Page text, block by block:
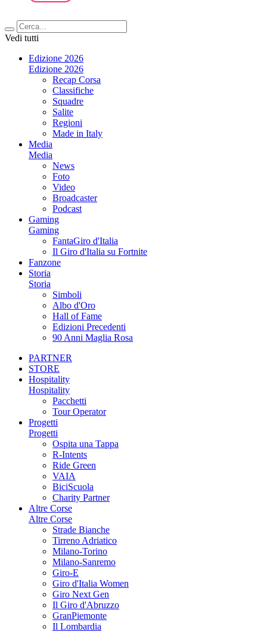
Vedi tutti
Edizione 2026
Edizione 2026
Recap Corsa
Classifiche
Squadre
Salite
Regioni
Made in Italy
Media
Media
News
Foto
Video
Broadcaster
Podcast
Gaming
Gaming
FantaGiro d'Italia
Il Giro d'Italia su Fortnite
Fanzone
Storia
Storia
Simboli
Albo d'Oro
Hall of Fame
Edizioni Precedenti
90 Anni Maglia Rosa
PARTNER
STORE
Hospitality
Hospitality
Pacchetti
Tour Operator
Progetti
Progetti
Ospita una Tappa
R-Intents
Ride Green
VAIA
BiciScuola
Charity Partner
Altre Corse
Altre Corse
Strade Bianche
Tirreno Adriatico
Milano-Torino
Milano-Sanremo
Giro-E
Giro d'Italia Women
Giro Next Gen
Il Giro d'Abruzzo
GranPiemonte
Il Lombardia